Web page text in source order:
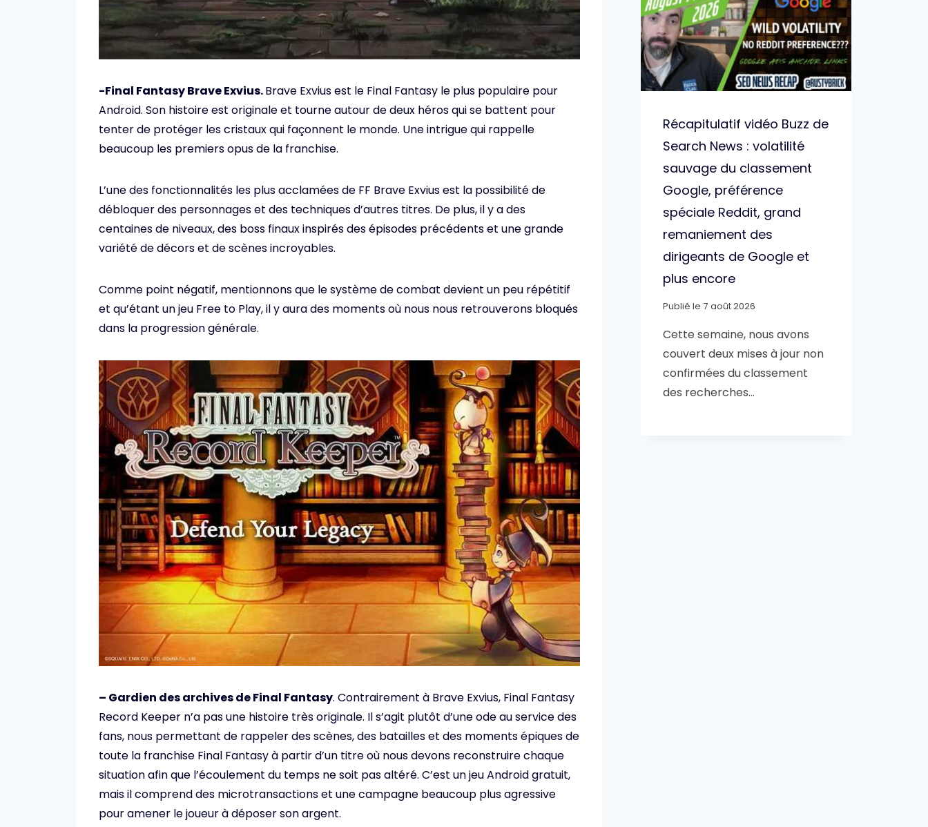
-Final Fantasy Brave Exvius.Brave Exvius est le Final Fantasy le plus populaire pour
Android. Son histoire est originale et tourne autour de deux héros qui se battent pour
tenter de protéger les cristaux qui façonnent le monde. Une intrigue qui rappelle
beaucoup les premiers opus de la franchise.
L’une des fonctionnalités les plus acclamées de FF Brave Exvius est la possibilité de
débloquer des personnages et des techniques d’autres titres. De plus, il y a des
centaines de niveaux, des boss finaux inspirés des épisodes précédents et une grande
variété de décors et de scènes incroyables.
Comme point négatif, mentionnons que le système de combat devient un peu répétitif
et qu’étant un jeu Free to Play, il y aura des moments où nous nous retrouverons bloqués
dans la progression générale.
– Gardien des archives de Final Fantasy. Contrairement à Brave Exvius, Final Fantasy
Record Keeper n’a pas une histoire très originale. Il s’agit plutôt d’une ode au service des
fans, nous permettant de rappeler des scènes, des batailles et des moments épiques de
toute la franchise Final Fantasy à partir d’un titre où nous devons reconstruire chaque
situation afin que l’écoulement du temps ne soit pas altéré. C’est un jeu Android gratuit,
mais il comprend des microtransactions et une campagne beaucoup plus agressive
pour amener le joueur à déposer son argent.
Récapitulatif vidéo Buzz de
Search News : volatilité
sauvage du classement
Google, préférence
spéciale Reddit, grand
remaniement des
dirigeants de Google et
plus encore
Publié le 7 août 2026
Cette semaine, nous avons
couvert deux mises à jour non
confirmées du classement
des recherches…